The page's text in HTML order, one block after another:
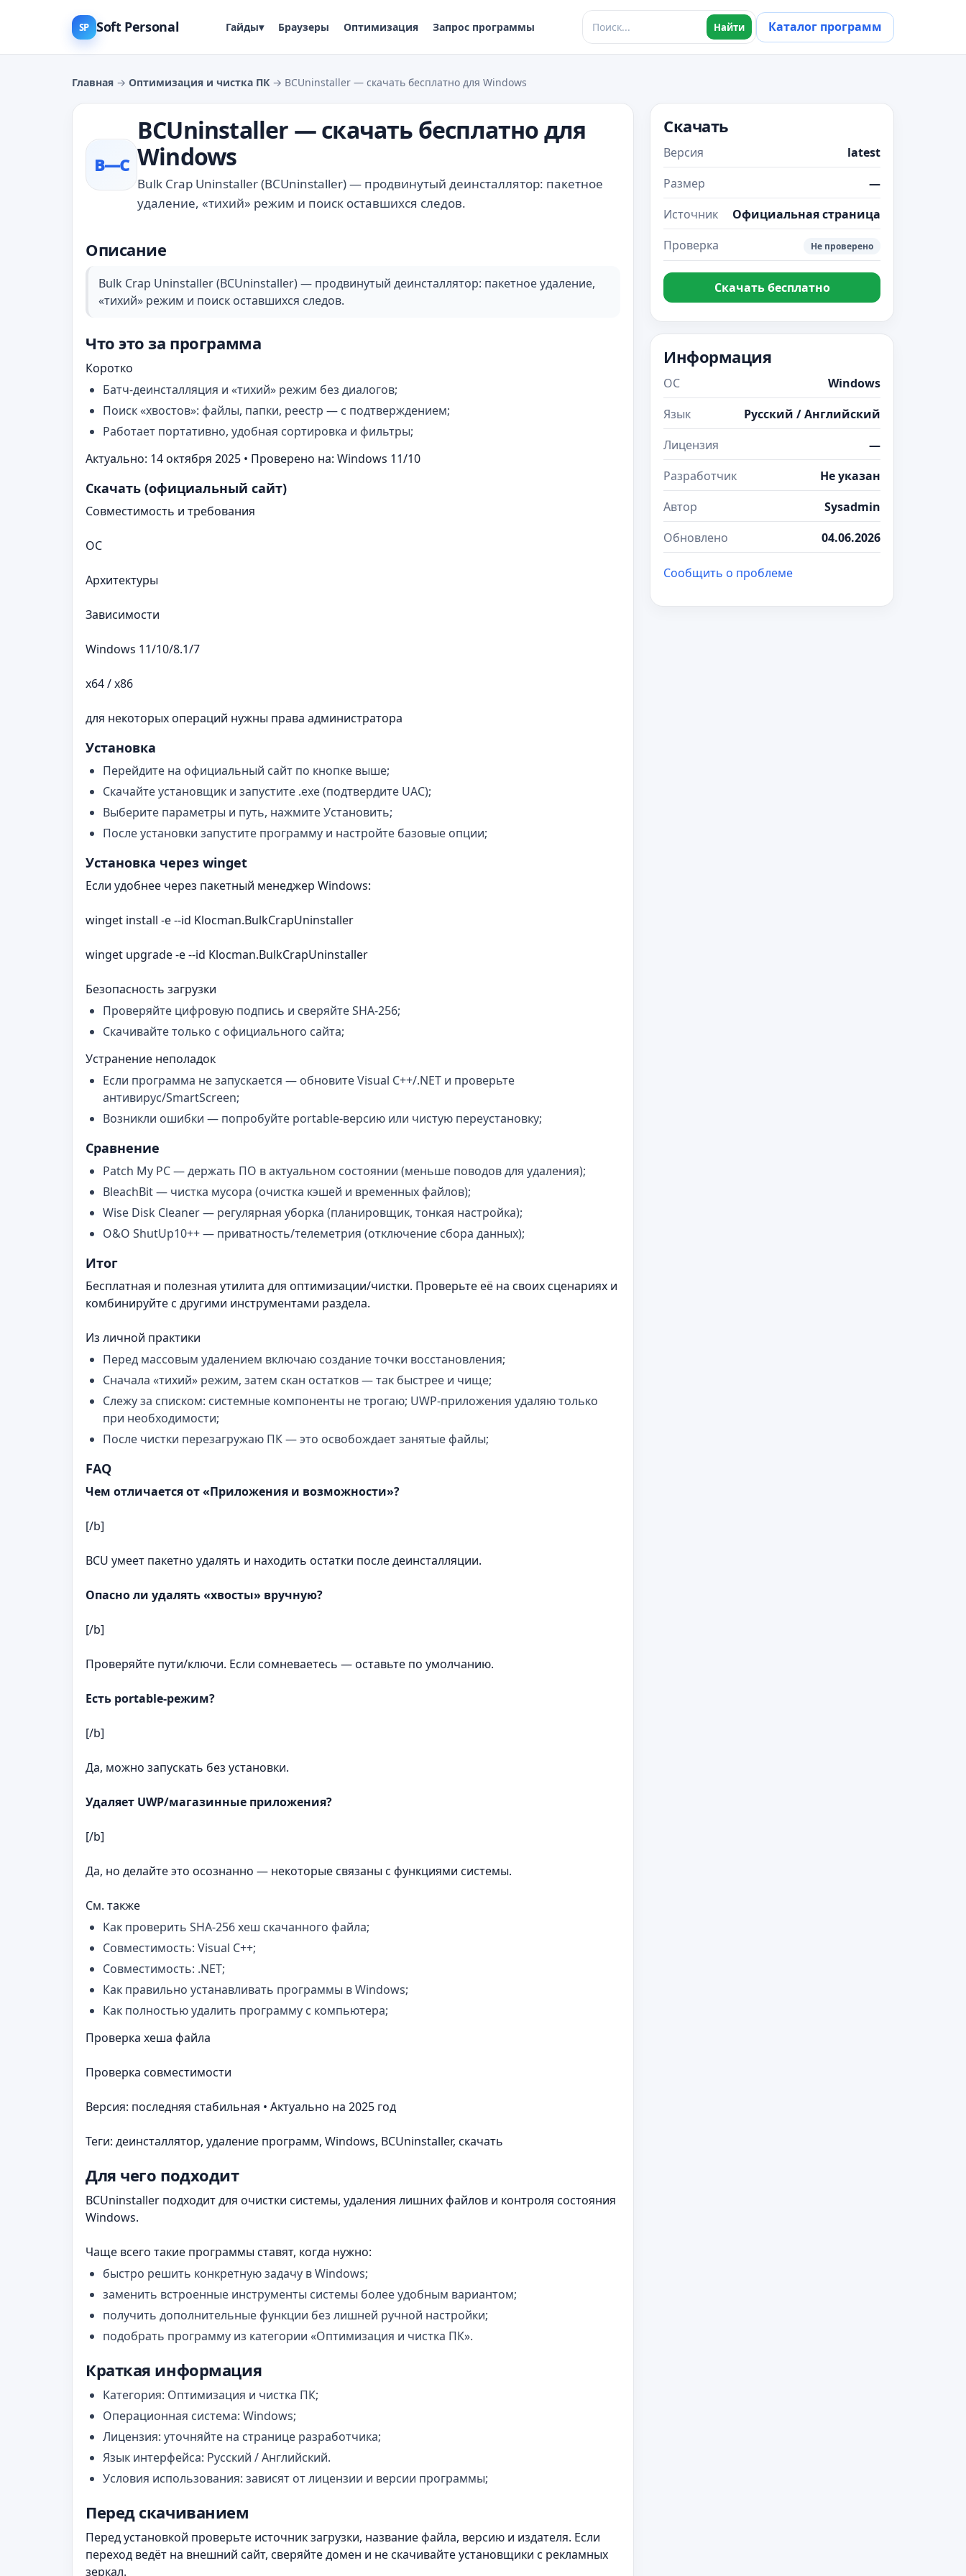
SP Soft Personal Гайды▾ Браузеры Оптимизация Запрос программы Найти Каталог программ
Главная → Оптимизация и чистка ПК → BCUninstaller — скачать бесплатно для Windows
B—С
BCUninstaller — скачать бесплатно для
Windows
Bulk Crap Uninstaller (BCUninstaller) — продвинутый деинсталлятор: пакетное
удаление, «тихий» режим и поиск оставшихся следов.
Описание
Bulk Crap Uninstaller (BCUninstaller) — продвинутый деинсталлятор: пакетное удаление,
«тихий» режим и поиск оставшихся следов.
Что это за программа
Коротко
Батч‑деинсталляция и «тихий» режим без диалогов;
Поиск «хвостов»: файлы, папки, реестр — с подтверждением;
Работает портативно, удобная сортировка и фильтры;
Актуально: 14 октября 2025 • Проверено на: Windows 11/10
Скачать (официальный сайт)
Совместимость и требования
ОС
Архитектуры
Зависимости
Windows 11/10/8.1/7
x64 / x86
для некоторых операций нужны права администратора
Установка
Перейдите на официальный сайт по кнопке выше;
Скачайте установщик и запустите .exe (подтвердите UAC);
Выберите параметры и путь, нажмите Установить;
После установки запустите программу и настройте базовые опции;
Установка через winget
Если удобнее через пакетный менеджер Windows:
winget install -e --id Klocman.BulkCrapUninstaller
winget upgrade -e --id Klocman.BulkCrapUninstaller
Безопасность загрузки
Проверяйте цифровую подпись и сверяйте SHA‑256;
Скачивайте только с официального сайта;
Устранение неполадок
Если программа не запускается — обновите Visual C++/.NET и проверьте
антивирус/SmartScreen;
Возникли ошибки — попробуйте portable‑версию или чистую переустановку;
Сравнение
Patch My PC — держать ПО в актуальном состоянии (меньше поводов для удаления);
BleachBit — чистка мусора (очистка кэшей и временных файлов);
Wise Disk Cleaner — регулярная уборка (планировщик, тонкая настройка);
O&O ShutUp10++ — приватность/телеметрия (отключение сбора данных);
Итог
Бесплатная и полезная утилита для оптимизации/чистки. Проверьте её на своих сценариях и
комбинируйте с другими инструментами раздела.
Из личной практики
Перед массовым удалением включаю создание точки восстановления;
Сначала «тихий» режим, затем скан остатков — так быстрее и чище;
Слежу за списком: системные компоненты не трогаю; UWP‑приложения удаляю только
при необходимости;
После чистки перезагружаю ПК — это освобождает занятые файлы;
FAQ
Чем отличается от «Приложения и возможности»?
[/b]
BCU умеет пакетно удалять и находить остатки после деинсталляции.
Опасно ли удалять «хвосты» вручную?
[/b]
Проверяйте пути/ключи. Если сомневаетесь — оставьте по умолчанию.
Есть portable‑режим?
[/b]
Да, можно запускать без установки.
Удаляет UWP/магазинные приложения?
[/b]
Да, но делайте это осознанно — некоторые связаны с функциями системы.
См. также
Как проверить SHA-256 хеш скачанного файла;
Совместимость: Visual C++;
Совместимость: .NET;
Как правильно устанавливать программы в Windows;
Как полностью удалить программу с компьютера;
Проверка хеша файла
Проверка совместимости
Версия: последняя стабильная • Актуально на 2025 год
Теги: деинсталлятор, удаление программ, Windows, BCUninstaller, скачать
Для чего подходит
BCUninstaller подходит для очистки системы, удаления лишних файлов и контроля состояния
Windows.
Чаще всего такие программы ставят, когда нужно:
быстро решить конкретную задачу в Windows;
заменить встроенные инструменты системы более удобным вариантом;
получить дополнительные функции без лишней ручной настройки;
подобрать программу из категории «Оптимизация и чистка ПК».
Краткая информация
Категория: Оптимизация и чистка ПК;
Операционная система: Windows;
Лицензия: уточняйте на странице разработчика;
Язык интерфейса: Русский / Английский.
Условия использования: зависят от лицензии и версии программы;
Перед скачиванием
Перед установкой проверьте источник загрузки, название файла, версию и издателя. Если
переход ведёт на внешний сайт, сверяйте домен и не скачивайте установщики с рекламных
зеркал.
Скачать
Версия
latest
Размер
—
Источник
Официальная страница
Проверка
Не проверено
Скачать бесплатно
Информация
ОС
Windows
Язык
Русский / Английский
Лицензия
—
Разработчик
Не указан
Автор
Sysadmin
Обновлено
04.06.2026
Сообщить о проблеме